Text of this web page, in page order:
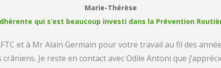
Marie-Thérèse
qui s’est beaucoup investi dans la Prévention
et à Mr Alain Germain pour votre travail au fil des
Je reste en contact avec Odile Antoni que